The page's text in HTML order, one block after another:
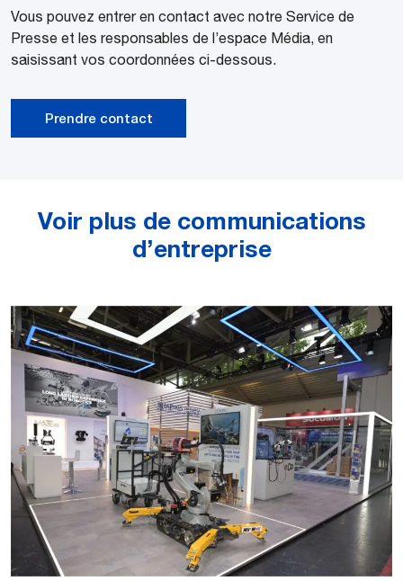
Vous pouvez entrer en contact avec notre Service de
Presse et les responsables de l’espace Média, en
saisissant vos coordonnées ci-dessous.
Prendre contact
Voir plus de communications
d’entreprise